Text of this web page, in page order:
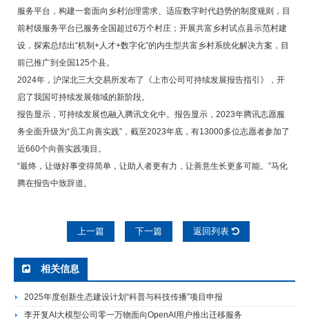
服务平台，构建一套面向乡村治理需求、适应数字时代趋势的制度规则，目
前村级服务平台已服务全国超过6万个村庄；开展共富乡村试点县示范村建
设，探索总结出“机制+人才+数字化”的内生型共富乡村系统化解决方案，目
前已推广到全国125个县。
2024年，沪深北三大交易所发布了《上市公司可持续发展报告指引》，开
启了我国可持续发展领域的新阶段。
报告显示，可持续发展也融入腾讯文化中。报告显示，2023年腾讯志愿服
务全面升级为“员工向善实践”，截至2023年底，有13000多位志愿者参加了
近660个向善实践项目。
“最终，让做好事变得简单，让助人者更有力，让善意生长更多可能。”马化
腾在报告中致辞道。
上一篇 下一篇 返回列表
相关信息
2025年度创新生态建设计划“科普与科技传播”项目申报
李开复AI大模型公司零一万物面向OpenAI用户推出迁移服务